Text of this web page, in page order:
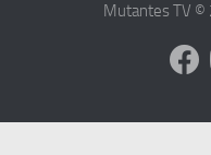
Mutantes TV ©